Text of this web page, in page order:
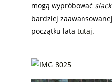
mogą wypróbować
bardziej
początku lata tutaj.